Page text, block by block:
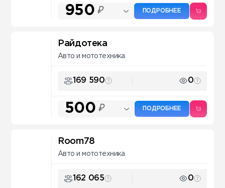
950 ₽ ПОДРОБНЕЕ
Райдотека
Авто и мототехника
169 590 0
500 ₽ ПОДРОБНЕЕ
Room78
Авто и мототехника
162 065 0